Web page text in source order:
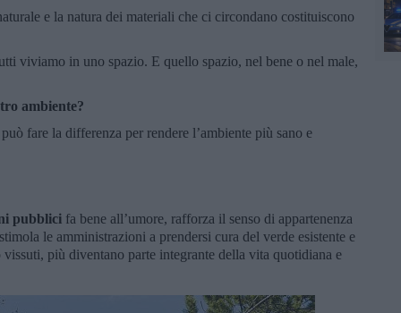
e la natura dei materiali che ci circondano costituiscono
viviamo in uno spazio. E quello spazio, nel bene o nel male,
ambiente?
fare la differenza per rendere l’ambiente più sano e
pubblici fa bene all’umore, rafforza il senso di appartenenza
le amministrazioni a prendersi cura del verde esistente e
più diventano parte integrante della vita quotidiana e